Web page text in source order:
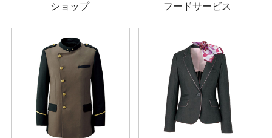
ショップ フードサービス